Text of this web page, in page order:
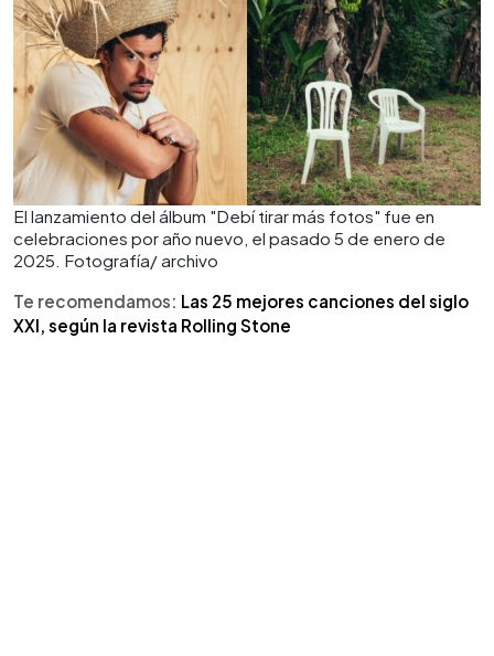
El lanzamiento del álbum "Debí tirar más fotos" fue en
celebraciones por año nuevo, el pasado 5 de enero de
2025. Fotografía/ archivo
Te recomendamos: Las 25 mejores canciones del siglo
XXI, según la revista Rolling Stone